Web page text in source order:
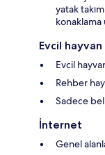
yatak
konaklama
Evcil hayvan
Evcil
Rehber
Sadece
İnternet
Genel